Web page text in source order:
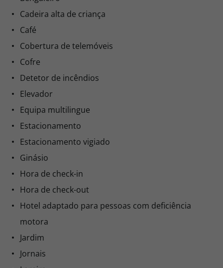
Só Alojamento
Não reembolsável
Duplo Deluxe Quinta
Não reembolsável
Arrecadação para bicicletas
Bengaleiro
Cadeira alta de criança
Café
Cobertura de telemóveis
Cofre
Detetor de incêndios
Elevador
Equipa multilingue
Estacionamento
Estacionamento vigiado
Ginásio
Hora de check-in
Hora de check-out
Hotel adaptado para pessoas com deficiência
motora
Jardim